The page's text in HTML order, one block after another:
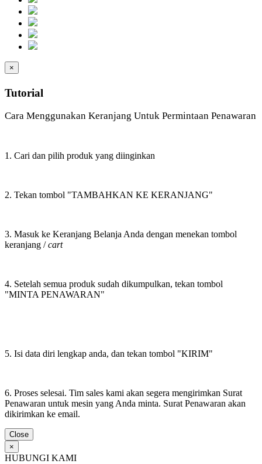
×
Tutorial
Cara Menggunakan Keranjang Untuk Permintaan Penawaran
1. Cari dan pilih produk yang diinginkan
2. Tekan tombol "TAMBAHKAN KE KERANJANG"
3. Masuk ke Keranjang Belanja Anda dengan menekan tombol
keranjang /cart
4. Setelah semua produk sudah dikumpulkan, tekan tombol
"MINTA PENAWARAN"
5. Isi data diri lengkap anda, dan tekan tombol "KIRIM"
6. Proses selesai. Tim sales kami akan segera mengirimkan Surat
Penawaran untuk mesin yang Anda minta. Surat Penawaran akan
dikirimkan ke email.
Close
×
HUBUNGI KAMI